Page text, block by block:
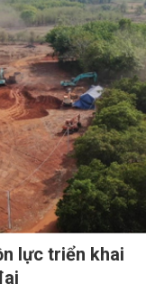
lực triển khai